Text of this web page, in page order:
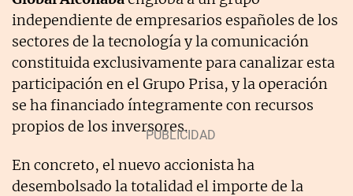
independiente de empresarios españoles de los
sectores de la tecnología y la comunicación
constituida exclusivamente para canalizar esta
participación en el Grupo Prisa, y la operación
se ha financiado íntegramente con recursos
propios de los inversores.
En concreto, el nuevo accionista ha
desembolsado la totalidad el importe de la